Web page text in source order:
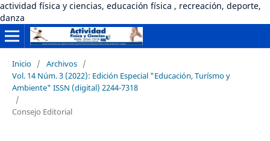
actividad física y ciencias, educación física , recreación, deporte,
danza
Inicio / Archivos /
Vol. 14 Núm. 3 (2022): Edición Especial "Educación, Turísmo y
Ambiente" ISSN (digital) 2244-7318
/
Consejo Editorial